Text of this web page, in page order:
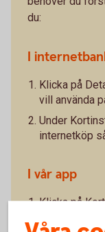
du:
I
Klicka på
vill använda
Under
internetköp
I vår app
Klicka på
Klicka på